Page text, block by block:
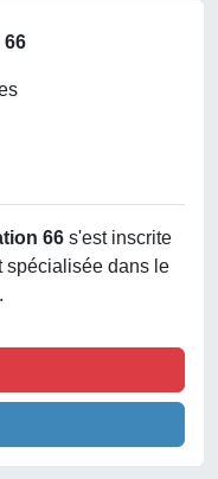
66
66 s'est inscrite
spécialisée dans le